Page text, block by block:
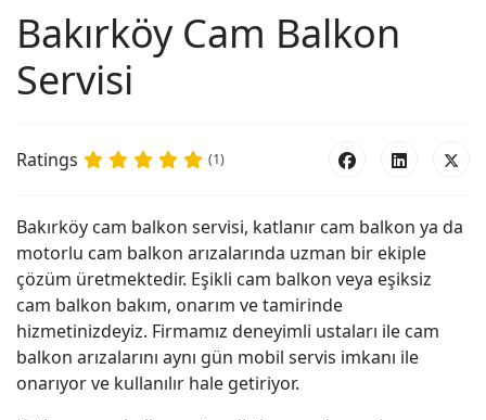
Bakırköy Cam Balkon
Servisi
Ratings (1)
Bakırköy cam balkon servisi, katlanır cam balkon ya da
motorlu cam balkon arızalarında uzman bir ekiple
çözüm üretmektedir. Eşikli cam balkon veya eşiksiz
cam balkon bakım, onarım ve tamirinde
hizmetinizdeyiz. Firmamız deneyimli ustaları ile cam
balkon arızalarını aynı gün mobil servis imkanı ile
onarıyor ve kullanılır hale getiriyor.